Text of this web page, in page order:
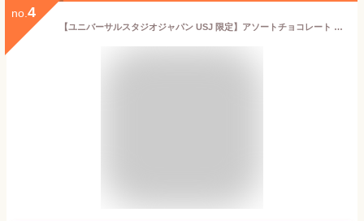
no. 4
【ユニバーサルスタジオジャパン USJ 限定】アソートチョコレート 23個入り 人気 お菓子 お土産 プレゼント ユニバ グッズ (1個)